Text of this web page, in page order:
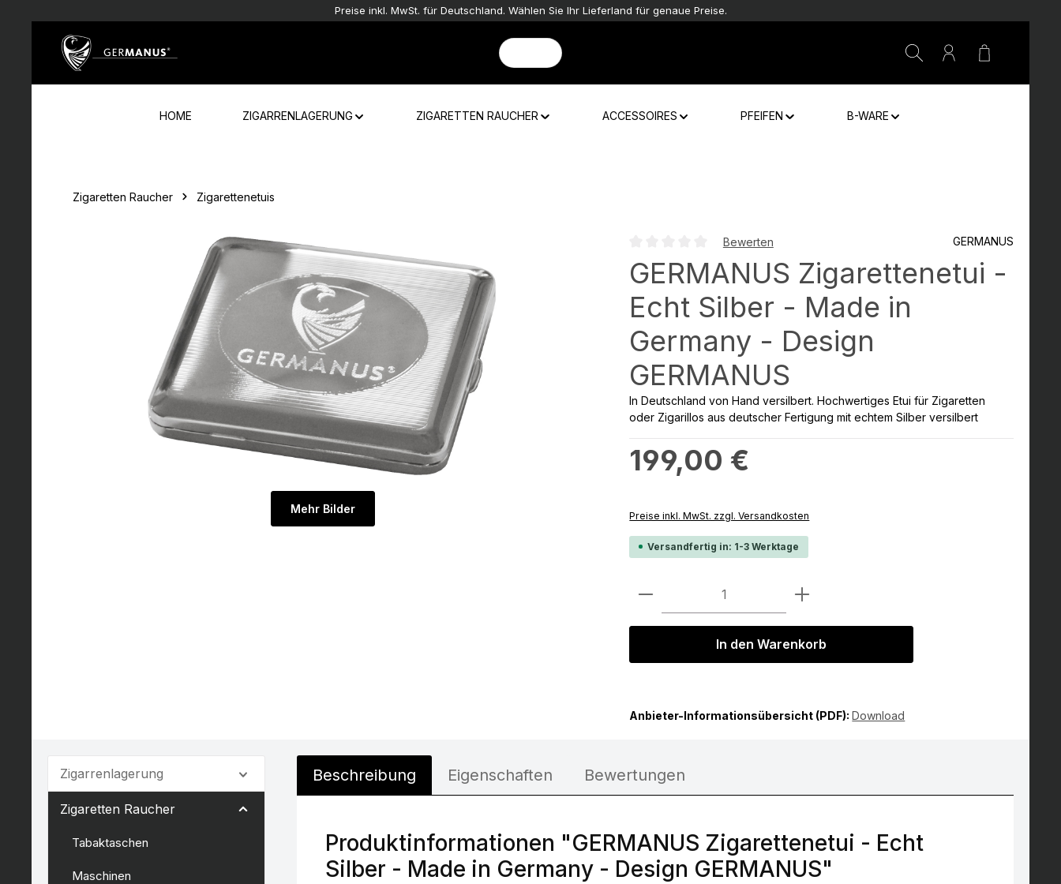
Preise inkl. MwSt. für Deutschland. Wählen Sie Ihr Lieferland für genaue Preise.
Warenkorb
HOME ZIGARRENLAGERUNG ZIGARETTEN RAUCHER ACCESSOIRES PFEIFEN B-WARE
Zigaretten Raucher Zigarettenetuis
Mehr Bilder
Bewerten GERMANUS
GERMANUS Zigarettenetui -
Echt Silber - Made in
Germany - Design
GERMANUS
In Deutschland von Hand versilbert. Hochwertiges Etui für Zigaretten
oder Zigarillos aus deutscher Fertigung mit echtem Silber versilbert
199,00 €
Preise inkl. MwSt. zzgl. Versandkosten
Versandfertig in: 1-3 Werktage
Produkt Anzahl: Gib den gewünschten Wert
In den Warenkorb
Anbieter-Informationsübersicht (PDF):Download
Zigarrenlagerung
Zigaretten Raucher
Tabaktaschen
Maschinen
Beschreibung Eigenschaften Bewertungen
Produktinformationen "GERMANUS Zigarettenetui - Echt
Silber - Made in Germany - Design GERMANUS"